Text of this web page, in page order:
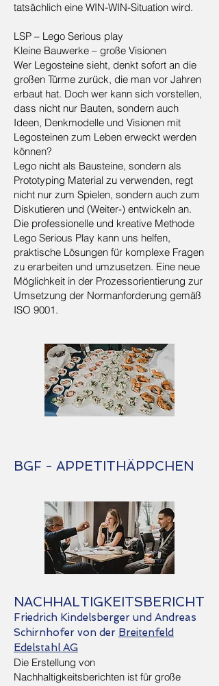
tatsächlich eine WIN-WIN-Situation wird.
LSP – Lego Serious play
Kleine Bauwerke – große Visionen
Wer Legosteine sieht, denkt sofort an die
großen Türme zurück, die man vor Jahren
erbaut hat. Doch wer kann sich vorstellen,
dass nicht nur Bauten, sondern auch
Ideen, Denkmodelle und Visionen mit
Legosteinen zum Leben erweckt werden
können?
Lego nicht als Bausteine, sondern als
Prototyping Material zu verwenden, regt
nicht nur zum Spielen, sondern auch zum
Diskutieren und (Weiter-) entwickeln an.
Die professionelle und kreative Methode
Lego Serious Play kann uns helfen,
praktische Lösungen für komplexe Fragen
zu erarbeiten und umzusetzen. Eine neue
Möglichkeit in der Prozessorientierung zur
Umsetzung der Normanforderung gemäß
ISO 9001.
BGF - APPETITHÄPPCHEN
NACHHALTIGKEITSBERICHT
Friedrich Kindelsberger und Andreas
Schirnhofer von der Breitenfeld
Edelstahl AG
Die Erstellung von
Nachhaltigkeitsberichten ist für große